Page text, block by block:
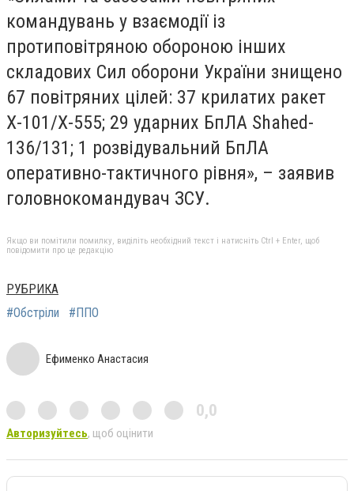
командувань у взаємодії із
протиповітряною обороною інших
складових Сил оборони України знищено
67 повітряних цілей: 37 крилатих ракет
Х-101/Х-555; 29 ударних БпЛА Shahed-
136/131; 1 розвідувальний БпЛА
оперативно-тактичного рівня», – заявив
головнокомандувач ЗСУ.
Якщо ви помітили помилку, виділіть необхідний текст і натисніть Ctrl + Enter, щоб
повідомити про це редакцію
РУБРИКА
#Обстріли
#ППО
Ефименко Анастасия
0,0
Авторизуйтесь, щоб оцінити